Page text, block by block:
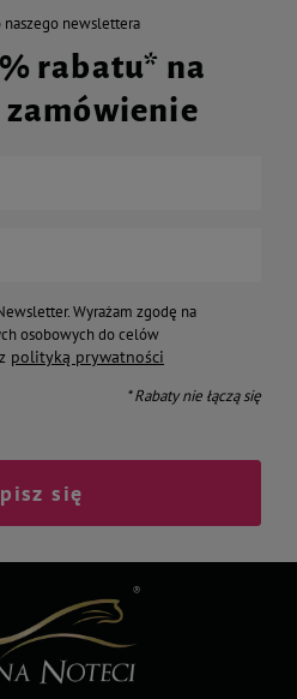
naszego newslettera
rabatu* na
zamówienie
Wyrażam zgodę na
osobowych do celów
polityką prywatności
* Rabaty nie łączą się
się